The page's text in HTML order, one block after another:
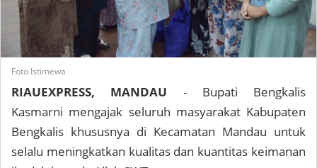
Foto Istimewa
RIAUEXPRESS, MANDAU - Bupati Bengkalis
Kasmarni mengajak seluruh masyarakat Kabupaten
Bengkalis khususnya di Kecamatan Mandau untuk
selalu meningkatkan kualitas dan kuantitas keimanan